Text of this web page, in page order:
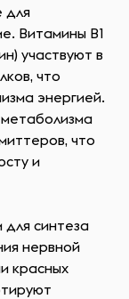
для
Витамины B1
участвуют в
что
энергией.
что
и
синтеза
нервной
красных